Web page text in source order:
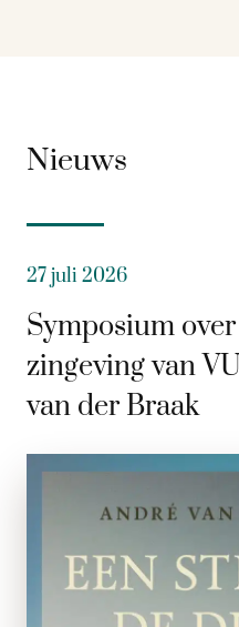
Nieuws
27 juli 2026
Symposium
zingeving van
van der Braak